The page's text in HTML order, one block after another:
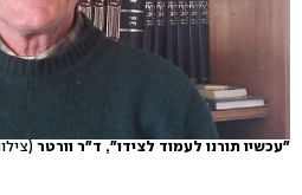
"עכשיו תורנו לעמוד לצידו", ד"ר וורטר